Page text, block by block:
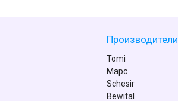
Производители
Tomi
Марс
Schesir
Bewital